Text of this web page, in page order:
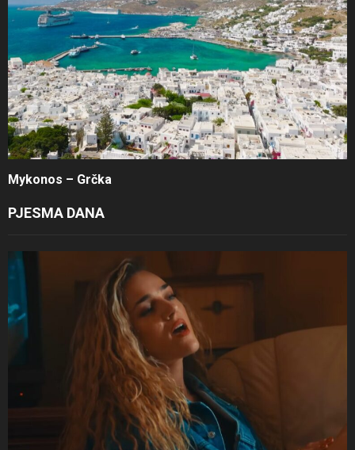
Mykonos – Grčka
PJESMA DANA